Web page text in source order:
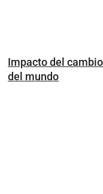
Impacto del
del mundo